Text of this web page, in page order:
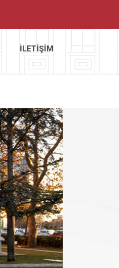
İLETİŞİM